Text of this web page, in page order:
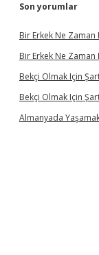
Son yorumlar
Bir Erkek Ne Zaman
Bir Erkek Ne Zaman
Bekçi Olmak Için
Bekçi Olmak Için
Almanyada